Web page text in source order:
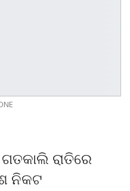
ରାତିରେ
ନିକଟ